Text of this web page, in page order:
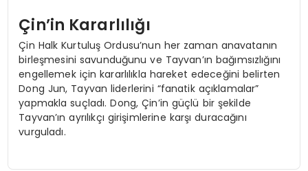
Çin’in Kararlılığı
Çin Halk Kurtuluş Ordusu’nun her zaman anavatanın
birleşmesini savunduğunu ve Tayvan’ın bağımsızlığını
engellemek için kararlılıkla hareket edeceğini belirten
Dong Jun, Tayvan liderlerini “fanatik açıklamalar”
yapmakla suçladı. Dong, Çin’in güçlü bir şekilde
Tayvan’ın ayrılıkçı girişimlerine karşı duracağını
vurguladı.